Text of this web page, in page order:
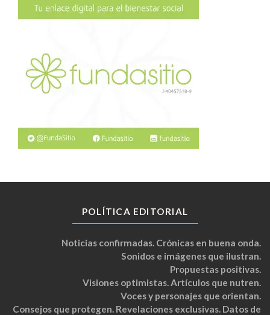
POLÍTICA EDITORIAL
Noticias confirmadas. Crónicas en buena onda.
Sonidos e imágenes que ilustran.
Propuestas positivas.
Visiones optimistas. Artículos que nutren.
Voces y personajes que orientan.
Consejos que protegen. Revelaciones exclusivas. Datos de